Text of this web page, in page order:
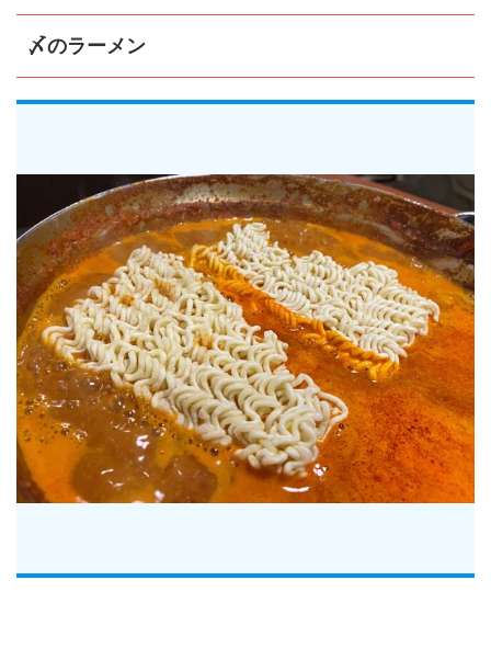
〆のラーメン